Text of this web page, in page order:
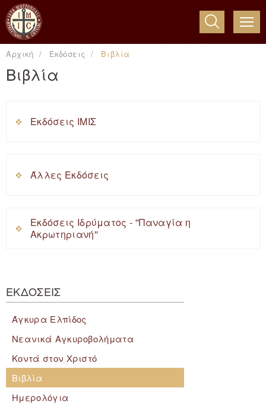
Αρχική Εκδόσεις Βιβλία
Βιβλία
Εκδόσεις ΙΜΙΣ
Άλλες Εκδόσεις
Εκδόσεις Ιδρύματος - ''Παναγία η
Ακρωτηριανή''
ΕΚΔΟΣΕΙΣ
Άγκυρα Ελπίδος
Νεανικά Αγκυροβολήματα
Κοντά στον Χριστό
Βιβλία
Ημερολόγια